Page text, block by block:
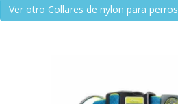
Ver otro Collares de nylon para perros